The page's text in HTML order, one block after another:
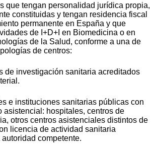
que tengan personalidad jurídica propia,
constituidas y tengan residencia fiscal
permanente en España y que
de I+D+I en Biomedicina o en
de la Salud, conforme a una de
de centros:
de investigación sanitaria acreditados
e instituciones sanitarias públicas con
asistencial: hospitales, centros de
otros centros asistenciales distintos de
licencia de actividad sanitaria
competente.